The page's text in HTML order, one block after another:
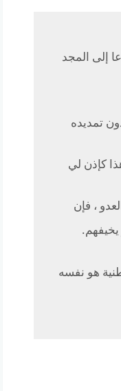
إلى المجد
تمديده
كإذن لي
، فإن
يخيفهم.
هو نفسه